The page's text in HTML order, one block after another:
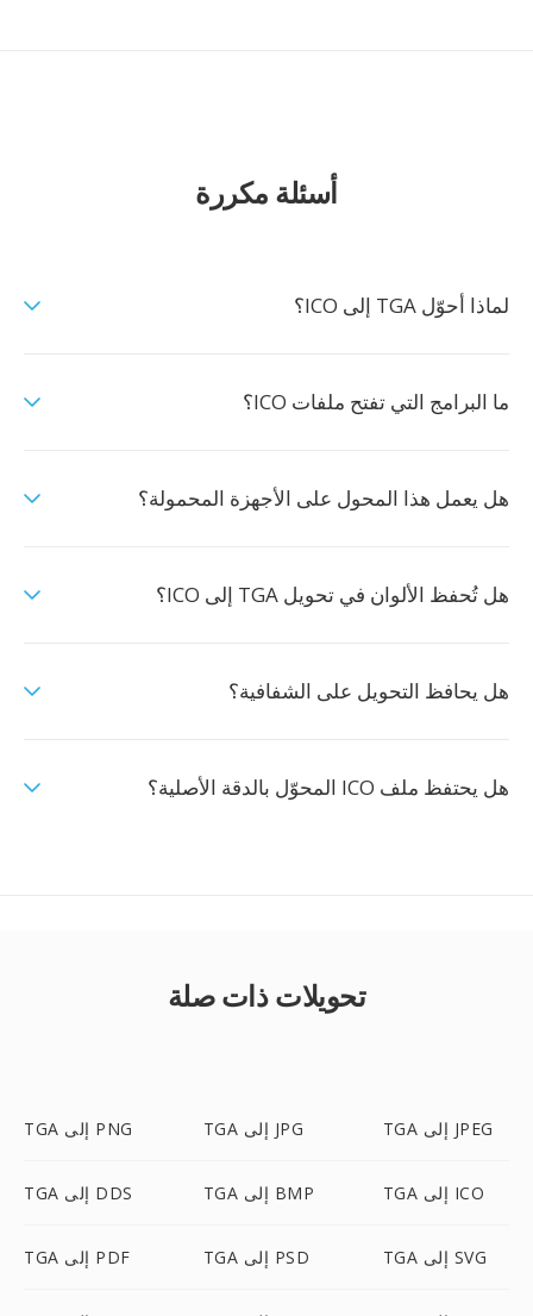
أسئلة مكررة
لماذا أحوّل TGA إلى ICO؟
ما البرامج التي تفتح ملفات ICO؟
هل يعمل هذا المحول على الأجهزة المحمولة؟
هل تُحفظ الألوان في تحويل TGA إلى ICO؟
هل يحافظ التحويل على الشفافية؟
هل يحتفظ ملف ICO المحوّل بالدقة الأصلية؟
تحويلات ذات صلة
TGA إلى PNG TGA إلى JPG TGA إلى JPEG
TGA إلى DDS TGA إلى BMP TGA إلى ICO
TGA إلى PDF TGA إلى PSD TGA إلى SVG